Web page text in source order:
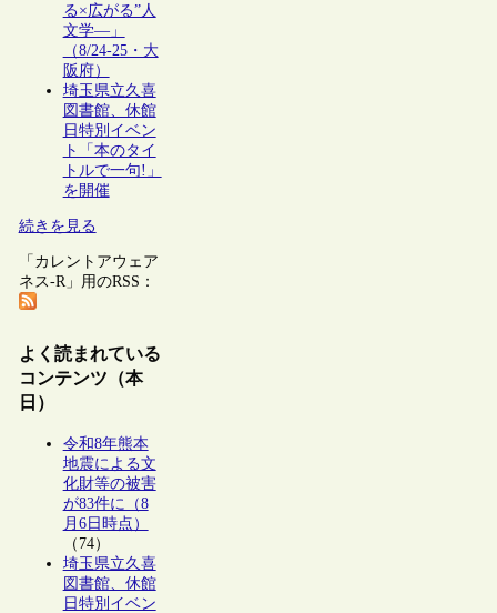
る×広がる”人
文学―」
（8/24-25・大
阪府）
埼玉県立久喜
図書館、休館
日特別イベン
ト「本のタイ
トルで一句!」
を開催
続きを見る
「カレントアウェア
ネス-R」用のRSS：
よく読まれている
コンテンツ（本
日）
令和8年熊本
地震による文
化財等の被害
が83件に（8
月6日時点）
（74）
埼玉県立久喜
図書館、休館
日特別イベン